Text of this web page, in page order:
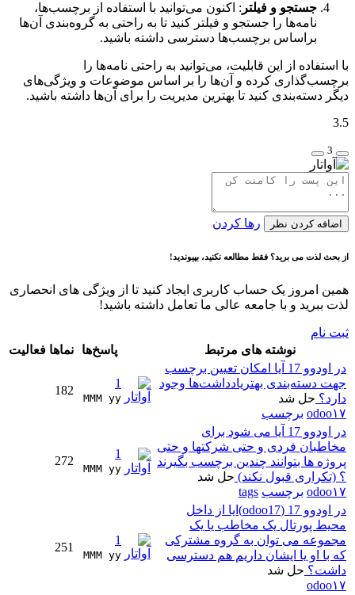
جستجو و فیلتر : اکنون می‌توانید با استفاده از برچسب‌ها،
نامه‌ها را جستجو و فیلتر کنید تا به راحتی به گروه‌بندی آن‌ها
براساس برچسب‌ها دسترسی داشته باشید.
با استفاده از این قابلیت، می‌توانید به راحتی نامه‌ها را
برچسب‌گذاری کرده و آن‌ها را بر اساس موضوعات و ویژگی‌های
دیگر دسته‌بندی کنید تا بهترین مدیریت را برای آن‌ها داشته باشید.
3.5
3
اضافه کردن نظر رها کردن
از بحث لذت می برید؟ فقط مطالعه نکنید، بپیوندید!
همین امروز یک حساب کاربری ایجاد کنید تا از ویژگی های انحصاری
لذت ببرید و با جامعه عالی ما تعامل داشته باشید!
ثبت نام
نوشته های مرتبط
پاسخ‌ها نماها فعالیت
در اودوو 17 آیا امکان تعیین برچسب
جهت دسته‌بندی بهتریادداشت‌ها وجود
دارد؟ حل شد
odoo۱۷ برچسب
1
MMM yy
182
در اودوو 17 آیا می شود برای
مخاطبان فردی و حتی شرکتها و حتی
پروژه ها بتوانند چندین برچسب بگیرند
؟ (تکراری قبول نکند) حل شد
odoo۱۷ برچسب tags
1
MMM yy
272
در اودوو 17 (odoo17)ایا از داخل
محیط پورتال یک مخاطب یا یک
مجموعه می توان به گروه مشترکی
که با او یا ایشان داریم هم دسترسی
داشت؟ حل شد
odoo۱۷
1
MMM yy
251